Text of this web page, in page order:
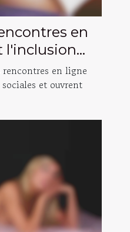
en
l'inclusion
?
rencontres en ligne
et ouvrent